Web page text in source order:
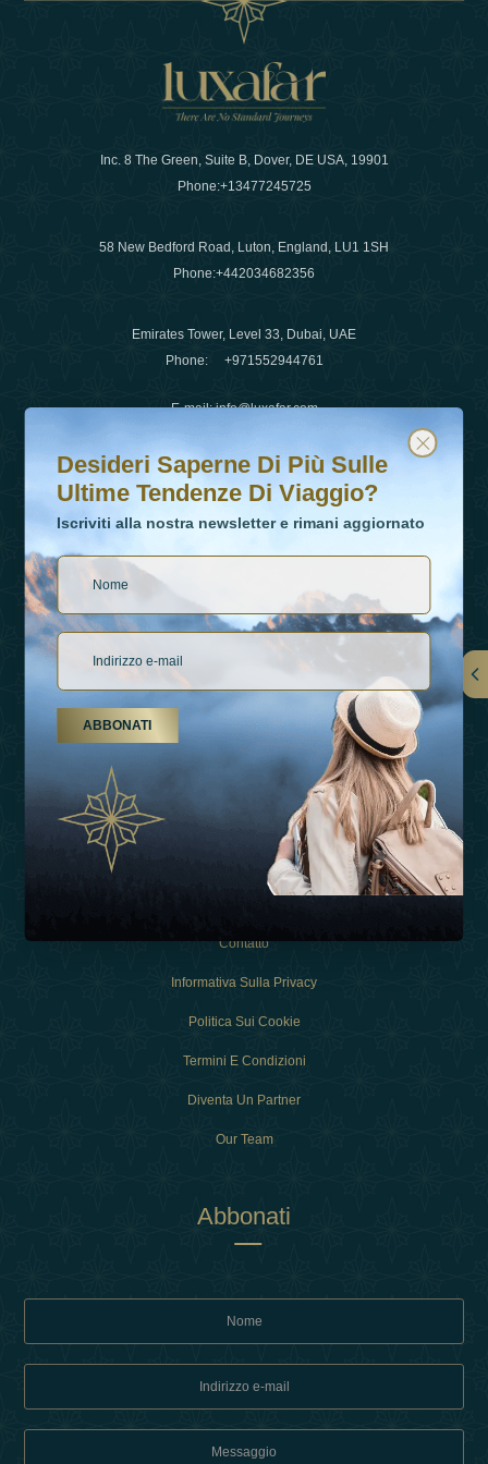
Inc. 8 The Green, Suite B, Dover, DE USA, 19901
Phone:+13477245725
58 New Bedford Road, Luton, England, LU1 1SH
Phone:+442034682356
Emirates Tower, Level 33, Dubai, UAE
Phone: +971552944761
E-mail:info@luxafar.com
WhatsApp No
+442034682356
Collegamenti
Esperienza
Contatto
Informativa Sulla Privacy
Politica Sui Cookie
Termini E Condizioni
Diventa Un Partner
Our Team
Abbonati
Desideri saperne di più sulle ultime tendenze di viaggio?
Iscriviti alla nostra newsletter e rimani aggiornato
Desideri Saperne Di Più Sulle
Ultime Tendenze Di Viaggio?
Iscriviti alla nostra newsletter e rimani aggiornato
ABBONATI